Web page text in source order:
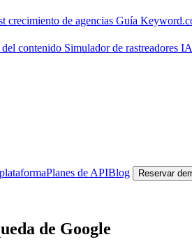
crecimiento de agencias Guía
contenido Simulador de rastreadores
Planes de APIBlog Reservar
de Google